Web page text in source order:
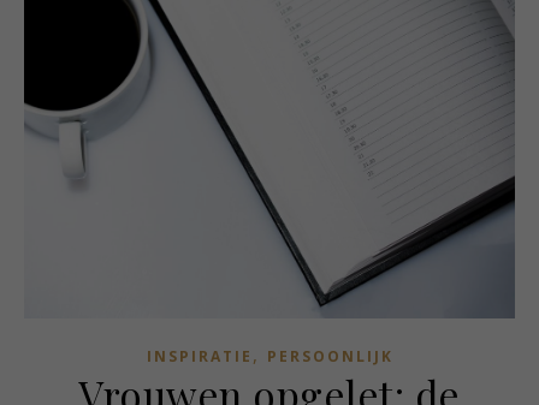
INSPIRATIE , PERSOONLIJK
Vrouwen opgelet: de